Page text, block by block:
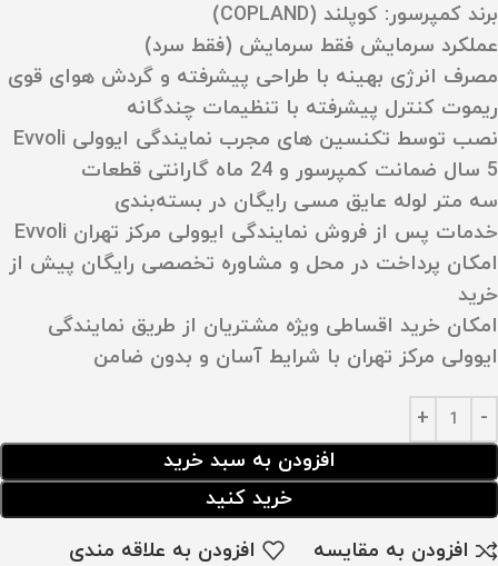
برند کمپرسور: کوپلند (COPLAND)
عملکرد سرمایش فقط سرمایش (فقط سرد)
مصرف انرژی بهینه با طراحی پیشرفته و گردش هوای قوی
ریموت کنترل پیشرفته با تنظیمات چندگانه
نصب توسط تکنسین‌ های مجرب نمایندگی ایوولی Evvoli
5 سال ضمانت کمپرسور و 24 ماه گارانتی قطعات
سه متر لوله عایق مسی رایگان در بسته‌بندی
خدمات پس از فروش نمایندگی ایوولی مرکز تهران Evvoli
امکان پرداخت در محل و مشاوره تخصصی رایگان پیش از
خرید
امکان خرید اقساطی ویژه مشتریان از طریق نمایندگی
ایوولی مرکز تهران با شرایط آسان و بدون ضامن
افزودن به سبد خرید
خرید کنید
افزودن به مقایسه
افزودن به علاقه مندی